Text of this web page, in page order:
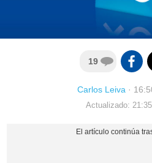
19
Carlos Leiva ·
Actualizado: